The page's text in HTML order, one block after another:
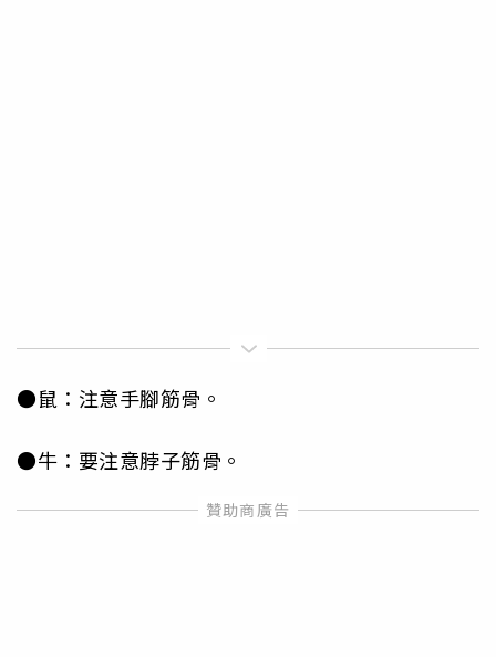
●鼠：注意手腳筋骨。
●牛：要注意脖子筋骨。